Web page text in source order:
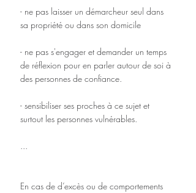
- ne pas laisser un démarcheur seul dans
sa propriété ou dans son domicile
- ne pas s'engager et demander un temps
de réflexion pour en parler autour de soi à
des personnes de confiance.
- sensibiliser ses proches à ce sujet et
surtout les personnes vulnérables.
...
En cas de d’excès ou de comportements